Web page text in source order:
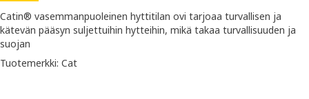
Catin® vasemmanpuoleinen hyttitilan ovi tarjoaa turvallisen ja
kätevän pääsyn suljettuihin hytteihin, mikä takaa turvallisuuden ja
suojan
Tuotemerkki: Cat